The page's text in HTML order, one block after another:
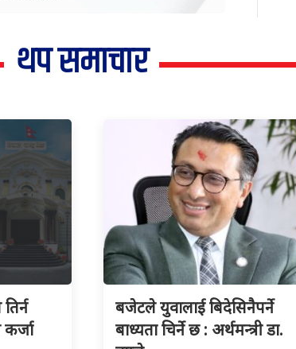
थप समाचार
बजेटले युवालाई बिदेसिनैपर्ने
बाध्यता चिर्ने छ : अर्थमन्त्री डा.